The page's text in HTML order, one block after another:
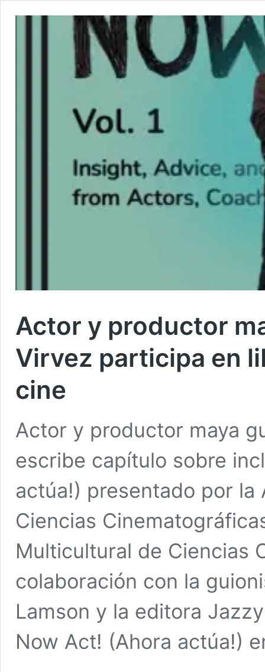
Actor y productor
Virvez participa en
cine
Actor y productor maya
escribe capítulo sobre
actúa!) presentado por
Ciencias
Multicultural de Ciencias
colaboración con la
Lamson y la editora
Now Act! (Ahora actúa!)